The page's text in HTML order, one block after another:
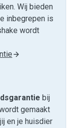
Wij bieden
inbegrepen is
wordt
bij
gemaakt
en je huisdier